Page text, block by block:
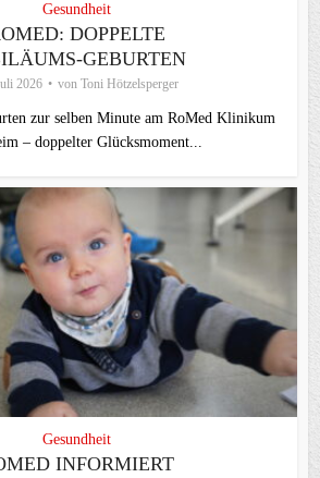
Gesundheit
DOPPELTE
GEBURTEN
2026 von Toni Hötzelsperger
zur selben Minute am RoMed Klinikum
– doppelter Glücksmoment...
Gesundheit
INFORMIERT